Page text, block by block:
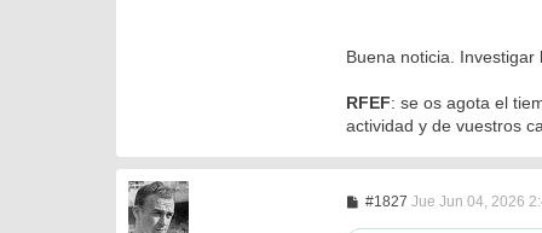
Buena noticia.
RFEF: se os agota el
actividad y de vuestros
#1827MJue Jun 04, 2026